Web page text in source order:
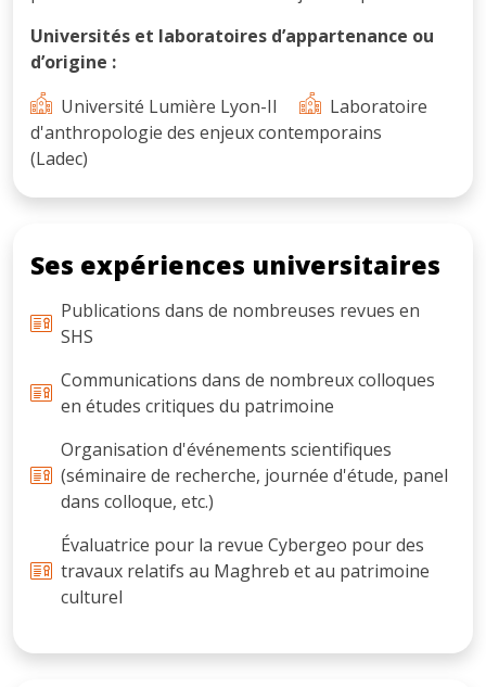
Universités et laboratoires d’appartenance ou
d’origine :
Université Lumière Lyon-II
Laboratoire
d'anthropologie des enjeux contemporains
(Ladec)
Ses expériences universitaires
Publications dans de nombreuses revues en
SHS
Communications dans de nombreux colloques
en études critiques du patrimoine
Organisation d'événements scientifiques
(séminaire de recherche, journée d'étude, panel
dans colloque, etc.)
Évaluatrice pour la revue Cybergeo pour des
travaux relatifs au Maghreb et au patrimoine
culturel